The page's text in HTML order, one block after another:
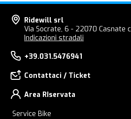
Ridewill srl
Via Socrate, 6 - 22070 Casnate
Indicazioni stradali
+39.031.5476941
Contattaci / Ticket
Area RIservata
Service Bike